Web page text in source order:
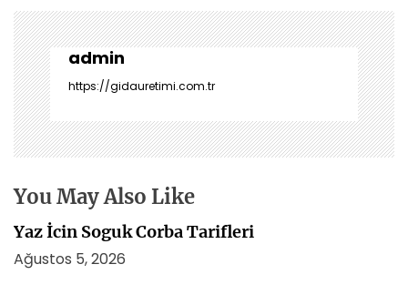
g
e
z
i
n
m
e
i
admin
https://gidauretimi.com.tr
You May Also Like
Yaz İcin Soguk Corba Tarifleri
Ağustos 5, 2026